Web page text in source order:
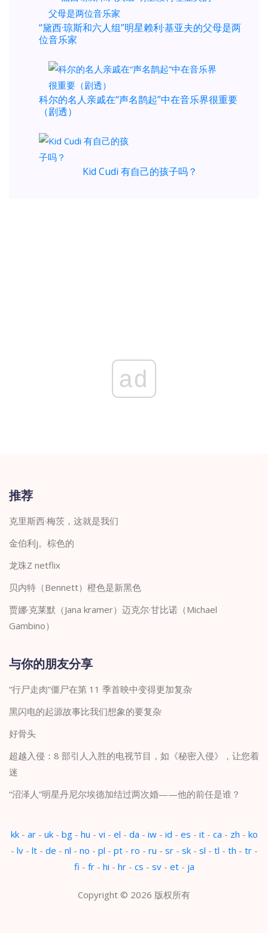
“黛西·琼斯和六人组”明星赖利·基亚夫的父母是两
位音乐家
科尔的名人亲戚在“声名鹊起”中在音乐界很重要
（剧透）
Kid Cudi 有自己的孩子吗？
ad
推荐
克里斯西·梅茨，这就是我们
金伯利j。棕色的
龙珠Z netflix
贝内特（Bennett）橙色是新黑色
贾娜·克莱默（Jana kramer）迈克尔·甘比诺（Michael
Gambino）
与你的朋友分享
“行尸走肉”僵尸在第 11 季首映中变得更加复杂
黑闪电的起源故事比我们想象的要复杂
好骨头
超越入侵：8 部引人入胜的电视节目，如《秘密入侵》，让您着
迷
“沼泽人”明星丹尼尔埃德加结过两次婚——他的前任是谁？
kk- ar- uk- bg- hu - vi - el - da - iw- id - es - it- ca - zh - ko
- lv- lt- de - nl - no - pl - pt- ro - ru - sr- sk- sl - tl - th - tr-
fi - fr- hi - hr- cs - sv- et- ja
Copyright © 2026 版权所有